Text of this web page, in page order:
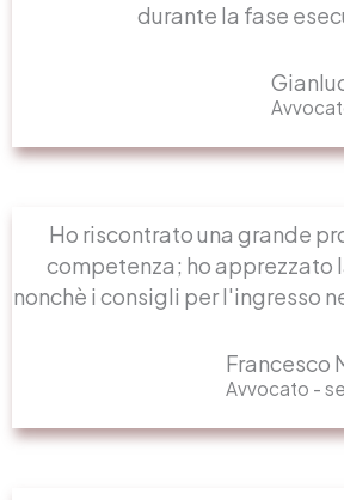
durante la fase
Ho riscontrato una grande
competenza; ho apprezzato
nonchè i consigli per l'ingresso
Francesco
Avvocato -